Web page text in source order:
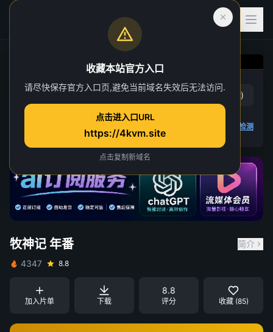
牧神记 年番
第 4 集
赞( 13 ) 踩 12)
播放检测
牧神记 年番
简介
4347
8.8
加入片单 下载
8.8
评分 收藏 (85)
收藏本站官方入口
请尽快保存官方入口页,避免当前域名失效后无法访问.
点击进入口URL
https://4kvm.site
点击复制新域名